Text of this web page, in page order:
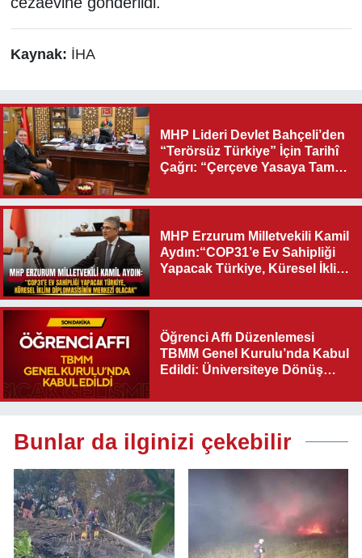
Kaynak: İHA
MHP Lideri Devlet Bahçeli’den
“Terörsüz Türkiye” İçin Tarihî
Çağrı: “Çerçeve Yasaya Tam
MHP Erzurum Milletvekili Kamil
Aydın:“COP31’e Ev Sahipliği
Yapacak Türkiye, Küresel İklim
Olacak"
Öğrenci Affı Düzenlemesi
TBMM Genel Kurulu’nda Kabul
Edildi: Üniversiteye Dönüş
Bunlar da ilginizi çekebilir